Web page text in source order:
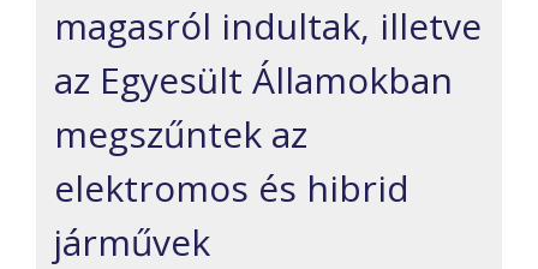
magasról indultak, illetve
az Egyesült Államokban
megszűntek az
elektromos és hibrid
járművek